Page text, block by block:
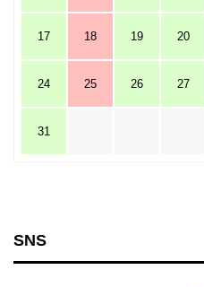
17 18 19 20
24 25 26 27
31
SNS